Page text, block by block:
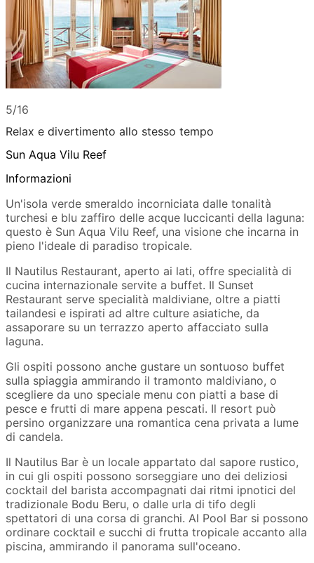
5/16
Relax e divertimento allo stesso tempo
Sun Aqua Vilu Reef
Informazioni
Un'isola verde smeraldo incorniciata dalle tonalità
turchesi e blu zaffiro delle acque luccicanti della laguna:
questo è Sun Aqua Vilu Reef, una visione che incarna in
pieno l'ideale di paradiso tropicale.
Il Nautilus Restaurant, aperto ai lati, offre specialità di
cucina internazionale servite a buffet. Il Sunset
Restaurant serve specialità maldiviane, oltre a piatti
tailandesi e ispirati ad altre culture asiatiche, da
assaporare su un terrazzo aperto affacciato sulla
laguna.
Gli ospiti possono anche gustare un sontuoso buffet
sulla spiaggia ammirando il tramonto maldiviano, o
scegliere da uno speciale menu con piatti a base di
pesce e frutti di mare appena pescati. Il resort può
persino organizzare una romantica cena privata a lume
di candela.
Il Nautilus Bar è un locale appartato dal sapore rustico,
in cui gli ospiti possono sorseggiare uno dei deliziosi
cocktail del barista accompagnati dai ritmi ipnotici del
tradizionale Bodu Beru, o dalle urla di tifo degli
spettatori di una corsa di granchi. Al Pool Bar si possono
ordinare cocktail e succhi di frutta tropicale accanto alla
piscina, ammirando il panorama sull'oceano.